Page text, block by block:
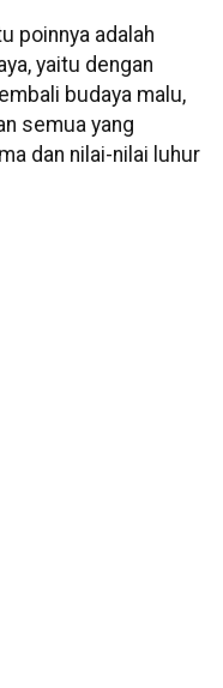
poinnya adalah
yaitu dengan
budaya malu,
semua yang
dan nilai-nilai luhur